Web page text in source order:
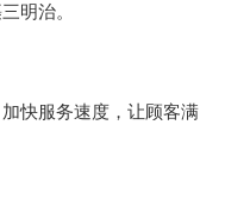
明治。
快服务速度，让顾客满